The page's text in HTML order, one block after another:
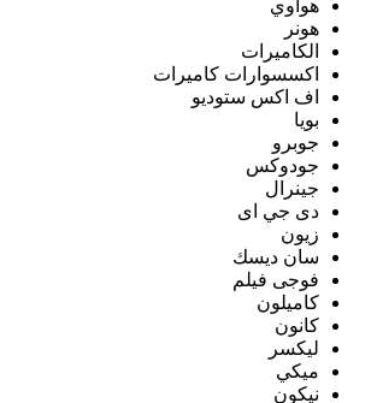
هواوي
هونر
الكاميرات
اكسسوارات كاميرات
اف اكس ستوديو
بويا
جوبرو
جودوكس
جينرال
دى جي اى
زيون
سان ديسك
فوجى فيلم
كاميلون
كانون
ليكسر
ميكي
نيكون